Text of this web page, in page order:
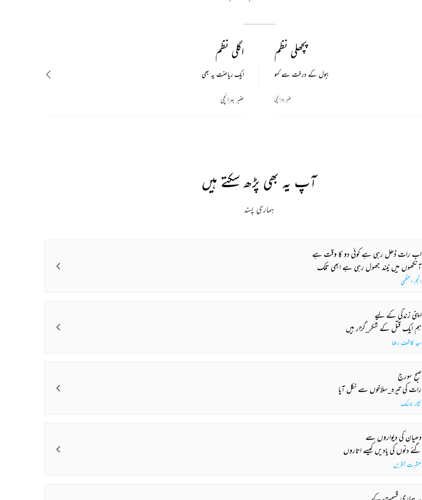
اگلی نظم
ایک ریاضت یہ بھی
عنبر بہرائچی
پچھلی نظم
ببول کے درخت سے کہو
عنبر بہرائچی
آپ یہ بھی پڑھ سکتے ہیں
ہماری پسند
اب رات ڈھل رہی ہے کوئی دو کا وقت ہے
آنکھوں میں نیند جھول رہی ہے ابھی تلک
انجم اعظمی
اپنی زندگی کے لیے
ہم ایک قتل کے شکر_گزار ہیں
سید کاشف رضا
صبح سورج
رات کی تیرہ_سلاخوں سے نکل آیا
نثار ناسک
دھیان کی دیواروں سے
گئے دنوں کی یادیں کیسے اتاروں
عشرت آفریں